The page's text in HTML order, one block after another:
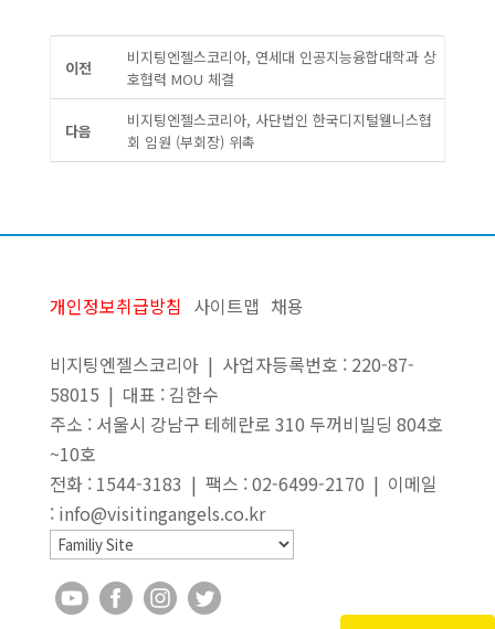
이전
비지팅엔젤스코리아, 연세대 인공지능융합대학과 상
호협력 MOU 체결
다음
비지팅엔젤스코리아, 사단법인 한국디지털웰니스협
회 임원 (부회장) 위촉
개인정보취급방침 사이트맵 채용
비지팅엔젤스코리아 | 사업자등록번호 : 220-87-
58015 | 대표 : 김한수
주소 : 서울시 강남구 테헤란로 310 두꺼비빌딩 804호
~10호
전화 : 1544-3183 | 팩스 : 02-6499-2170 | 이메일
: info@visitingangels.co.kr